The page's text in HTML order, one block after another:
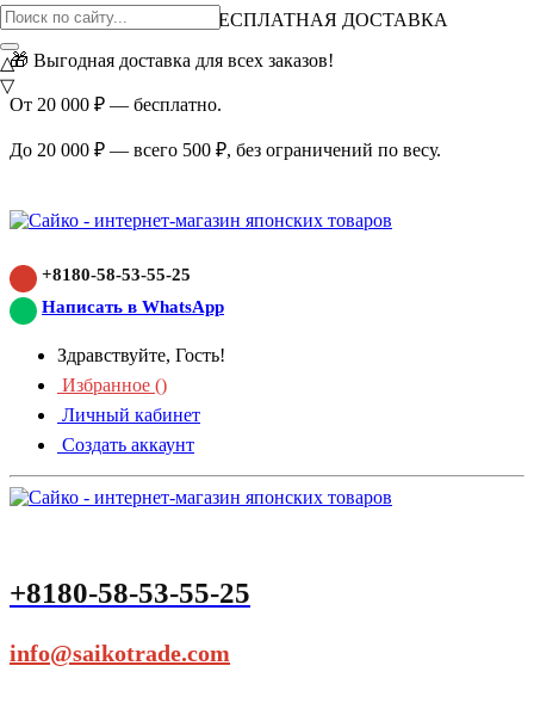
ВНИМАНИЕ АКЦИЯ!
БЕСПЛАТНАЯ ДОСТАВКА
🎁 Выгодная доставка для всех заказов!
От 20 000 ₽ — бесплатно.
До 20 000 ₽ — всего 500 ₽, без ограничений по весу.
+8180-58-53-55-25
Написать в WhatsApp
Здравствуйте, Гость!
Избранное ()
Личный кабинет
Создать аккаунт
+8180-58-53-55-25
info@saikotrade.com
△
▽